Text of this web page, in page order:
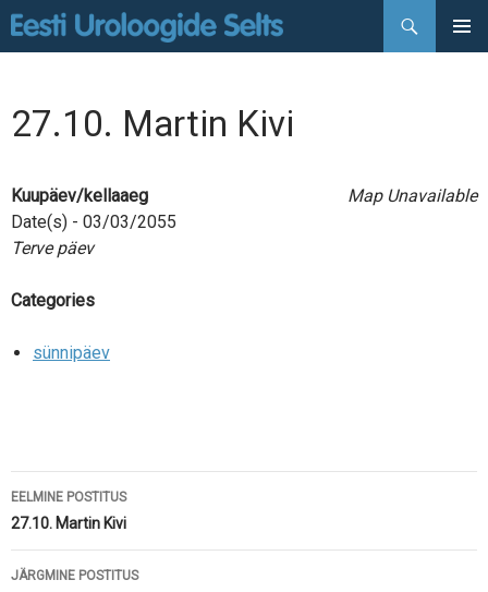
Otsi
27.10. Martin Kivi
Map Unavailable
Kuupäev/kellaaeg
Date(s) - 03/03/2055
Terve päev
Categories
sünnipäev
Postituste
töölaud
EELMINE POSTITUS
27.10. Martin Kivi
JÄRGMINE POSTITUS